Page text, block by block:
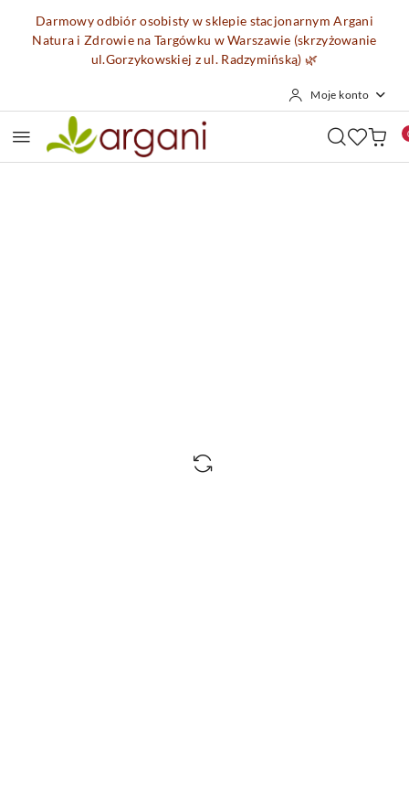
Przejdź do treści głównej
Przejdź do wyszukiwarki
Przejdź do moje konto
Przejdź do menu głównego
Przejdź do opisu produktu
Przejdź do stopki
Darmowy odbiór osobisty w sklepie stacjonarnym Argani
Natura i Zdrowie na Targówku w Warszawie (skrzyżowanie
ul.Gorzykowskiej z ul. Radzymińską) 🌿
Moje konto